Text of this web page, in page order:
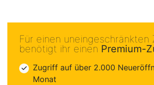
Für einen uneingeschränkten
benötigt ihr einen Premium-
Zugriff auf über 2.000
Monat